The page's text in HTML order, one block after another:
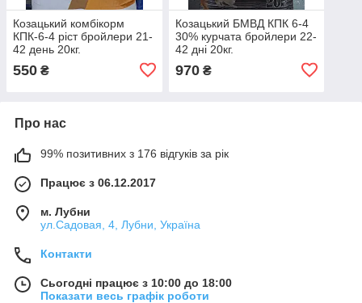
Козацький комбікорм
КПК-6-4 ріст бройлери 21-
42 день 20кг.
550 ₴
Козацький БМВД КПК 6-4
30% курчата бройлери 22-
42 дні 20кг.
970₴
Про нас
99% позитивних з 176 відгуків за рік
Працює з 06.12.2017
м. Лубни
ул.Садовая, 4, Лубни, Україна
Контакти
Сьогодні працює з 10:00 до 18:00
Показати весь графік роботи